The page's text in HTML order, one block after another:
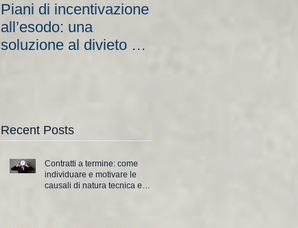
Piani di incentivazione
all’esodo: una
soluzione al divieto di
Recent Posts
Contratti a termine: come
individuare e motivare le
causali di natura tecnica e